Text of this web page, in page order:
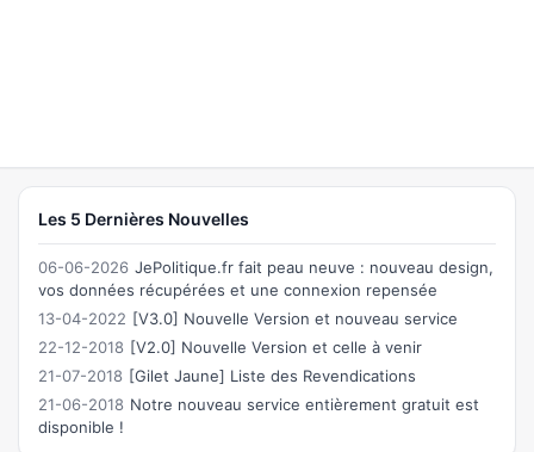
Les 5 Dernières Nouvelles
06-06-2026 JePolitique.fr fait peau neuve : nouveau design,
vos données récupérées et une connexion repensée
13-04-2022 [V3.0] Nouvelle Version et nouveau service
22-12-2018 [V2.0] Nouvelle Version et celle à venir
21-07-2018 [Gilet Jaune] Liste des Revendications
21-06-2018 Notre nouveau service entièrement gratuit est
disponible !